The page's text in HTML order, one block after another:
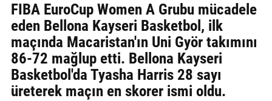
Künye
İletişim
Gizlilik
Sözleşmesi
FIBA EuroCup Women A Grubu mücadele
eden Bellona Kayseri Basketbol, ilk
maçında Macaristan'ın Uni Györ takımını
86-72 mağlup etti. Bellona Kayseri
Basketbol'da Tyasha Harris 28 sayı
üreterek maçın en skorer ismi oldu.